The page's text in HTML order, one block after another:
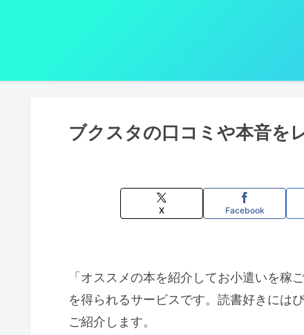
ブクスタの口コミや本音を
X Facebook
「オススメの本を紹介してお小遣いを稼
を得られるサービスです。読書好きには
ご紹介します。